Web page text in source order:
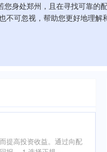
身处郑州，且在寻找可靠的
可忽视，帮助您更好地理解
提高投资收益。通过向配